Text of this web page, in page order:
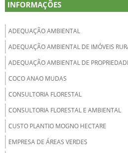
INFORMAÇÕES
ADEQUAÇÃO AMBIENTAL
ADEQUAÇÃO AMBIENTAL DE IMÓVEIS
ADEQUAÇÃO AMBIENTAL DE
COCO ANAO MUDAS
CONSULTORIA FLORESTAL
CONSULTORIA FLORESTAL E AMBIENTAL
CUSTO PLANTIO MOGNO HECTARE
EMPRESA DE ÁREAS VERDES